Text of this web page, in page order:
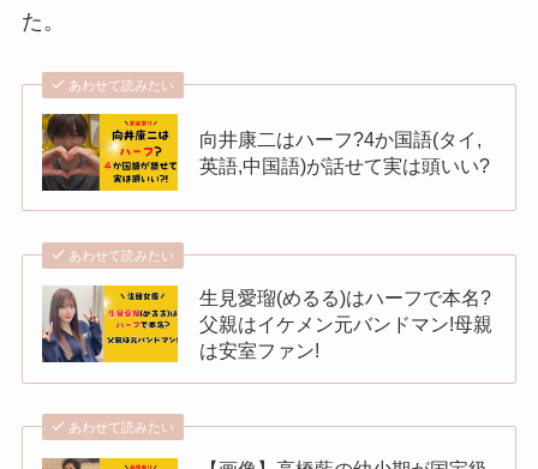
た。
あわせて読みたい
向井康二はハーフ?4か国語(タイ,
英語,中国語)が話せて実は頭いい?
あわせて読みたい
生見愛瑠(めるる)はハーフで本名?
父親はイケメン元バンドマン!母親
は安室ファン!
あわせて読みたい